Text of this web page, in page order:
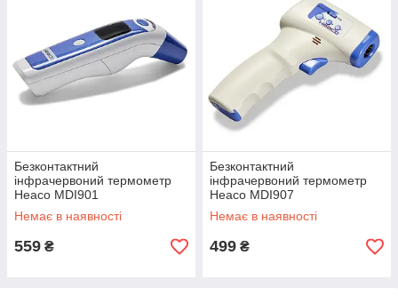
Безконтактний
інфрачервоний термометр
Heaco MDI901
Немає в наявності
559 ₴
Безконтактний
інфрачервоний термометр
Heaco MDI907
Немає в наявності
499 ₴